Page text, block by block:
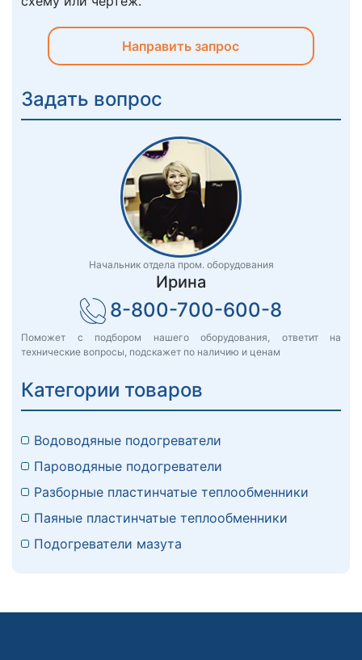
Направить запрос
Задать вопрос
Начальник отдела пром. оборудования
Ирина
8-800-700-600-8
Поможет с подбором нашего оборудования, ответит на
технические вопросы, подскажет по наличию и ценам
Категории товаров
Водоводяные подогреватели
Пароводяные подогреватели
Разборные пластинчатые теплообменники
Паяные пластинчатые теплообменники
Подогреватели мазута